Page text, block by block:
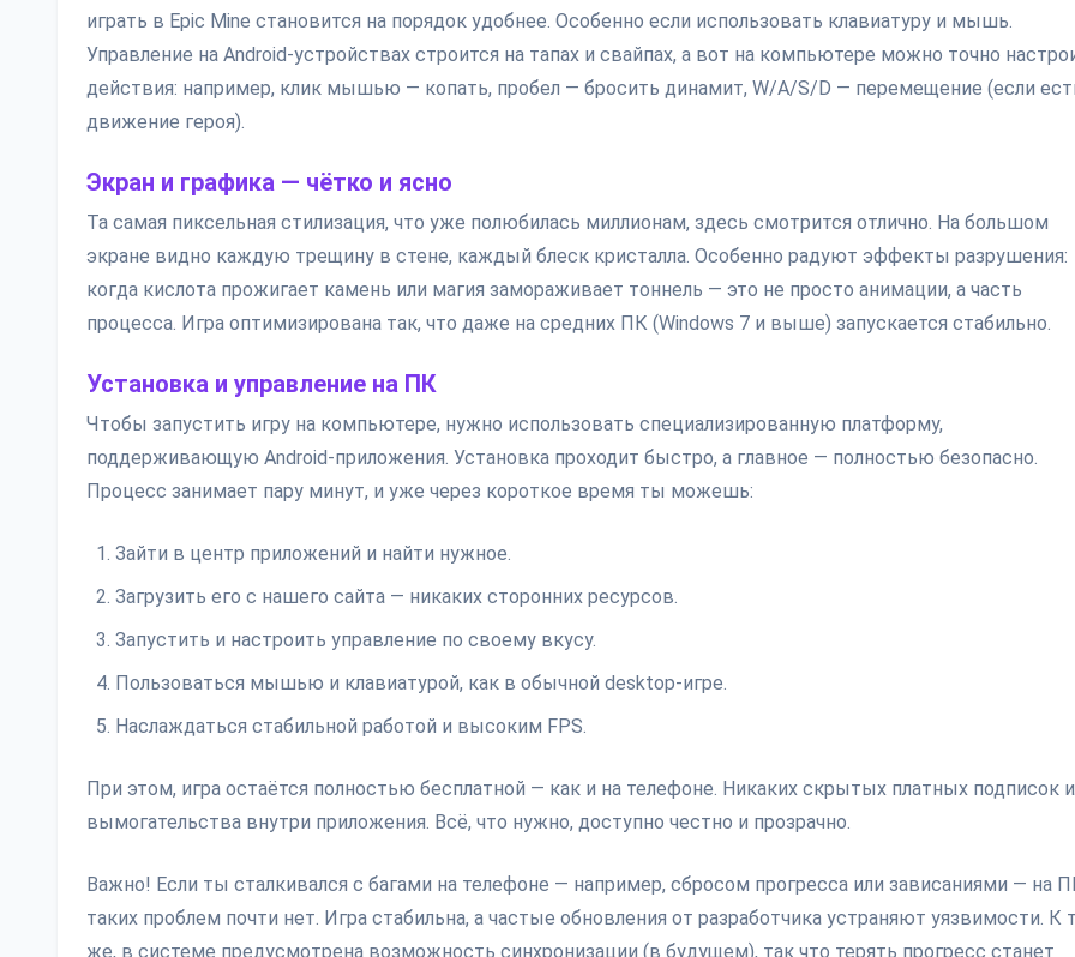
играть в Epic Mine становится на порядок удобнее. Особенно если использовать клавиатуру и мышь.
Управление на Android-устройствах строится на тапах и свайпах, а вот на компьютере можно точно
действия: например, клик мышью — копать, пробел — бросить динамит, W/A/S/D — перемещение (если
движение героя).
Экран и графика — чётко и ясно
Та самая пиксельная стилизация, что уже полюбилась миллионам, здесь смотрится отлично. На большом
экране видно каждую трещину в стене, каждый блеск кристалла. Особенно радуют эффекты разрушения:
когда кислота прожигает камень или магия замораживает тоннель — это не просто анимации, а часть
процесса. Игра оптимизирована так, что даже на средних ПК (Windows 7 и выше) запускается стабильно.
Установка и управление на ПК
Чтобы запустить игру на компьютере, нужно использовать специализированную платформу,
поддерживающую Android-приложения. Установка проходит быстро, а главное — полностью безопасно.
Процесс занимает пару минут, и уже через короткое время ты можешь:
Зайти в центр приложений и найти нужное.
Загрузить его с нашего сайта — никаких сторонних ресурсов.
Запустить и настроить управление по своему вкусу.
Пользоваться мышью и клавиатурой, как в обычной desktop-игре.
Наслаждаться стабильной работой и высоким FPS.
При этом, игра остаётся полностью бесплатной — как и на телефоне. Никаких скрытых платных подписок
вымогательства внутри приложения. Всё, что нужно, доступно честно и прозрачно.
Важно! Если ты сталкивался с багами на телефоне — например, сбросом прогресса или зависаниями — на
таких проблем почти нет. Игра стабильна, а частые обновления от разработчика устраняют уязвимости. К
же, в системе предусмотрена возможность синхронизации (в будущем), так что терять прогресс станет